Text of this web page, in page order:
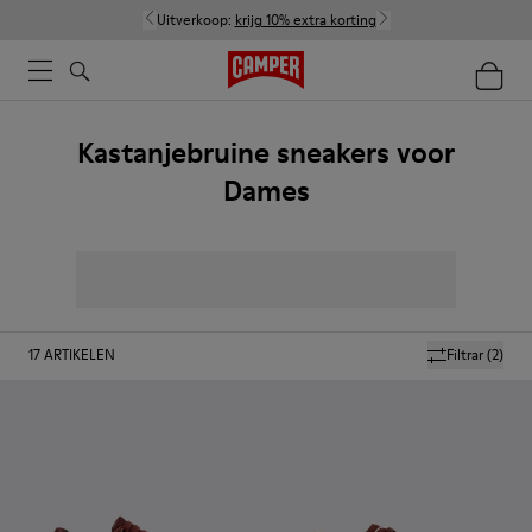
Uitverkoop: krijg 10% extra korting
Kastanjebruine sneakers voor
Dames
Filtrar(2)
17ARTIKELEN